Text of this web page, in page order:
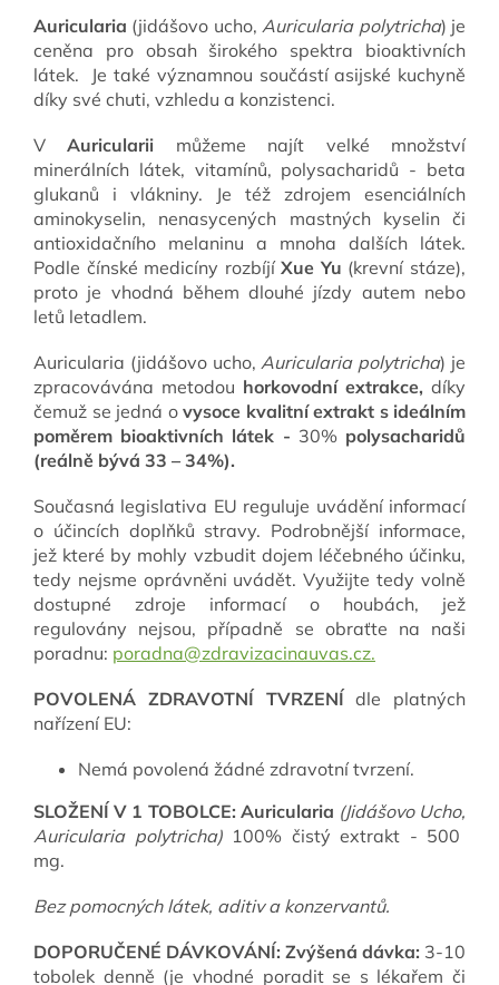
Auricularia (jidášovo ucho,Auricularia polytricha) je
ceněna pro obsah širokého spektra bioaktivních
látek. Je také významnou součástí asijské kuchyně
díky své chuti, vzhledu a konzistenci.
VAuricularii můžeme najít velké množství
minerálních látek, vitamínů, polysacharidů - beta
glukanů i vlákniny. Je též zdrojem esenciálních
aminokyselin, nenasycených mastných kyselin či
antioxidačního melaninu a mnoha dalších látek.
Podle čínské medicíny rozbíjí Xue Yu (krevní stáze),
proto je vhodná během dlouhé jízdy autem nebo
letů letadlem.
Auricularia (jidášovo ucho,Auricularia polytricha) je
zpracovávána metodou horkovodní extrakce, díky
čemuž se jedná o vysoce kvalitní extrakt s ideálním
poměrem bioaktivních látek - 30% polysacharidů
(reálně bývá 33 – 34%).
Současná legislativa EU reguluje uvádění informací
o účincích doplňků stravy. Podrobnější informace,
jež které by mohly vzbudit dojem léčebného účinku,
tedy nejsme oprávněni uvádět. Využijte tedy volně
dostupné zdroje informací o houbách, jež
regulovány nejsou, případně se obraťte na naši
poradnu: poradna@zdravizacinauvas.cz.
POVOLENÁ ZDRAVOTNÍ TVRZENÍ dle platných
nařízení EU:
Nemá povolená žádné zdravotní tvrzení.
SLOŽENÍ V 1 TOBOLCE: Auricularia (Jidášovo Ucho,
Auricularia polytricha)100% čistý extrakt - 500
mg.
Bez pomocných látek, aditiv a konzervantů.
DOPORUČENÉ DÁVKOVÁNÍ: Zvýšená dávka: 3-10
tobolek denně (je vhodné poradit se s lékařem či